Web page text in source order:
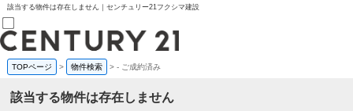
該当する物件は存在しません｜センチュリー21フクシマ建設
売買部
0120-800-844
賃貸部
TOPページ > 物件検索 >- ご成約済み
該当する物件は存在しません